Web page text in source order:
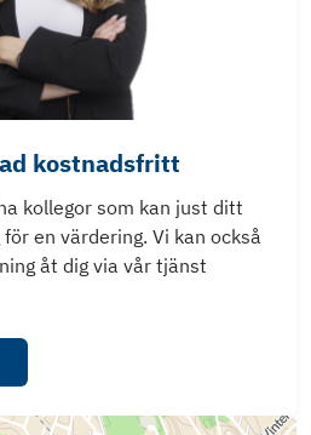
kostnadsfritt
kollegor som kan just ditt
en värdering. Vi kan också
åt dig via vår tjänst